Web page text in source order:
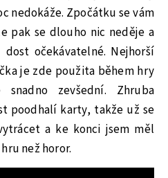
nedokáže. Zpočátku se vám
pak se dlouho nic neděje a
očekávatelné. Nejhorší
je zde použita během hry
zevšední. Zhruba
poodhalí karty, takže už se
a ke konci jsem měl
než horor.